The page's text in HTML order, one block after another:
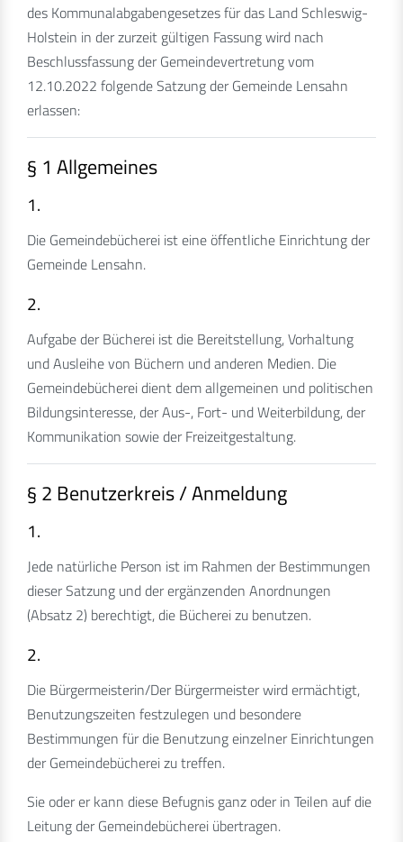
des Kommunalabgabengesetzes für das Land Schleswig-
Holstein in der zurzeit gültigen Fassung wird nach
Beschlussfassung der Gemeindevertretung vom
12.10.2022 folgende Satzung der Gemeinde Lensahn
erlassen:
§ 1 Allgemeines
1.
Die Gemeindebücherei ist eine öffentliche Einrichtung der
Gemeinde Lensahn.
2.
Aufgabe der Bücherei ist die Bereitstellung, Vorhaltung
und Ausleihe von Büchern und anderen Medien. Die
Gemeindebücherei dient dem allgemeinen und politischen
Bildungsinteresse, der Aus-, Fort- und Weiterbildung, der
Kommunikation sowie der Freizeitgestaltung.
§ 2 Benutzerkreis / Anmeldung
1.
Jede natürliche Person ist im Rahmen der Bestimmungen
dieser Satzung und der ergänzenden Anordnungen
(Absatz 2) berechtigt, die Bücherei zu benutzen.
2.
Die Bürgermeisterin/Der Bürgermeister wird ermächtigt,
Benutzungszeiten festzulegen und besondere
Bestimmungen für die Benutzung einzelner Einrichtungen
der Gemeindebücherei zu treffen.
Sie oder er kann diese Befugnis ganz oder in Teilen auf die
Leitung der Gemeindebücherei übertragen.